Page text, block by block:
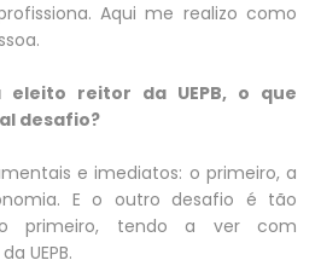
Aqui me realizo como
eleito reitor da UEPB, o que
desafio?
e imediatos: o primeiro, a
E o outro desafio é tão
primeiro, tendo a ver com
UEPB.